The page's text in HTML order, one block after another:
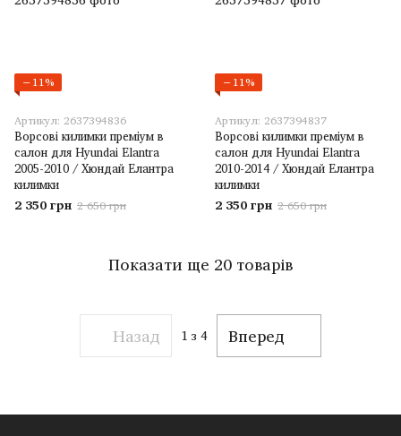
−11%
Артикул: 2637394836
Ворсові килимки преміум в
салон для Hyundai Elantra
2005-2010 / Хюндай Елантра
килимки
2 350 грн 2 650 грн
−11%
Артикул: 2637394837
Ворсові килимки преміум в
салон для Hyundai Elantra
2010-2014 / Хюндай Елантра
килимки
2 350 грн 2 650 грн
Показати ще 20 товарів
Назад 1 з 4 Вперед